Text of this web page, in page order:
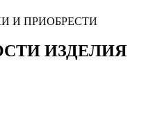
И ПРИОБРЕСТИ
ИЗДЕЛИЯ